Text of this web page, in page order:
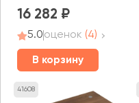
16 282
5.0оценок (4)
В корзину
41608